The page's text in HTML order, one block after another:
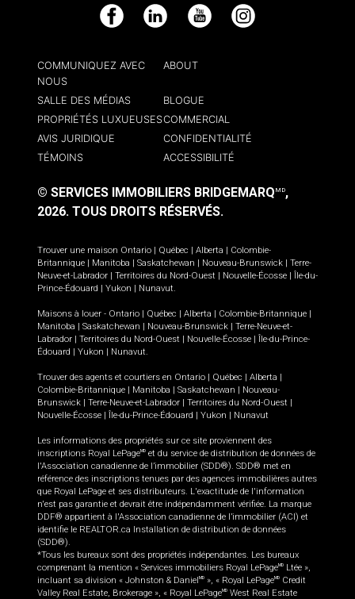
Facebook LinkedIn YouTube Instagram
COMMUNIQUEZ AVEC
NOUS
ABOUT
SALLE DES MÉDIAS
BLOGUE
PROPRIÉTÉS LUXUEUSESCOMMERCIAL
AVIS JURIDIQUE
CONFIDENTIALITÉ
TÉMOINS
ACCESSIBILITÉ
© SERVICES IMMOBILIERS BRIDGEMARQ MD,
2026. TOUS DROITS RÉSERVÉS.
Trouver une maison Ontario | Québec | Alberta | Colombie-
Britannique | Manitoba | Saskatchewan | Nouveau-Brunswick | Terre-
Neuve-et-Labrador | Territoires du Nord-Ouest | Nouvelle-Écosse | Île-du-
Prince-Édouard | Yukon | Nunavut.
Maisons à louer - Ontario | Québec | Alberta | Colombie-Britannique |
Manitoba | Saskatchewan | Nouveau-Brunswick | Terre-Neuve-et-
Labrador | Territoires du Nord-Ouest | Nouvelle-Écosse | Île-du-Prince-
Édouard | Yukon | Nunavut.
Trouver des agents et courtiers en Ontario | Québec | Alberta |
Colombie-Britannique | Manitoba | Saskatchewan | Nouveau-
Brunswick | Terre-Neuve-et-Labrador | Territoires du Nord-Ouest |
Nouvelle-Écosse | Île-du-Prince-Édouard | Yukon | Nunavut
Les informations des propriétés sur ce site proviennent des
inscriptions Royal LePageMD et du service de distribution de données de
l'Association canadienne de l’immobilier (SDD®). SDD® met en
référence des inscriptions tenues par des agences immobilières autres
que Royal LePage et ses distributeurs. L'exactitude de l'information
n'est pas garantie et devrait être indépendamment vérifiée. La marque
DDF® appartient à l'Association canadienne de l’immobilier (ACI) et
identifie le REALTOR.ca Installation de distribution de données
(SDD®).
*Tous les bureaux sont des propriétés indépendantes. Les bureaux
comprenant la mention « Services immobiliers Royal LePageMD
Ltée »,
incluant sa division « Johnston & DanielMD », « Royal LePageMD
Credit
Valley Real Estate, Brokerage », « Royal LePageMD West Real Estate